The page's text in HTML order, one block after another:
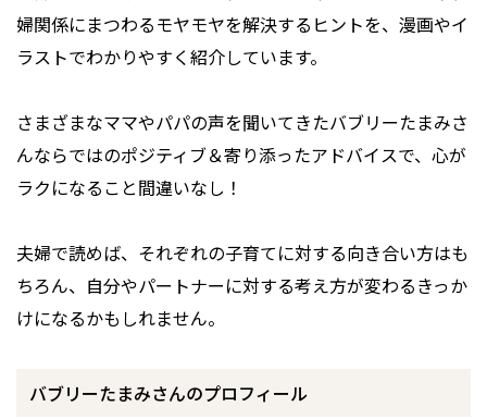
婦関係にまつわるモヤモヤを解決するヒントを、漫画やイ
ラストでわかりやすく紹介しています。
さまざまなママやパパの声を聞いてきたバブリーたまみさ
んならではのポジティブ＆寄り添ったアドバイスで、心が
ラクになること間違いなし！
夫婦で読めば、それぞれの子育てに対する向き合い方はも
ちろん、自分やパートナーに対する考え方が変わるきっか
けになるかもしれません。
バブリーたまみさんのプロフィール